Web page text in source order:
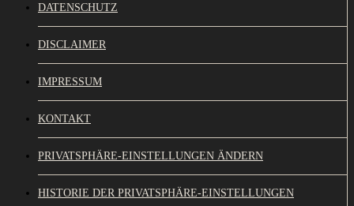
DATENSCHUTZ
DISCLAIMER
IMPRESSUM
KONTAKT
PRIVATSPHÄRE-EINSTELLUNGEN ÄNDERN
HISTORIE DER PRIVATSPHÄRE-EINSTELLUNGEN